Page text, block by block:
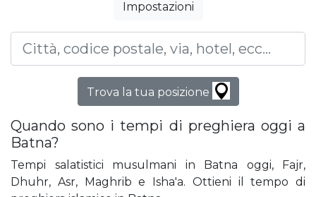
Impostazioni
Trova la tua posizione
Quando sono i tempi di preghiera oggi a
Batna?
Tempi salatistici musulmani in Batna oggi, Fajr,
Dhuhr, Asr, Maghrib e Isha'a. Ottieni il tempo di